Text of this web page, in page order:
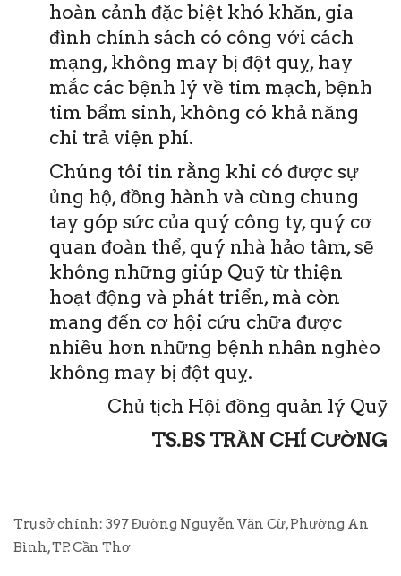
hoàn cảnh đặc biệt khó khăn, gia
đình chính sách có công với cách
mạng, không may bị đột quỵ, hay
mắc các bệnh lý về tim mạch, bệnh
tim bẩm sinh, không có khả năng
chi trả viện phí.
Chúng tôi tin rằng khi có được sự
ủng hộ, đồng hành và cùng chung
tay góp sức của quý công ty, quý cơ
quan đoàn thể, quý nhà hảo tâm, sẽ
không những giúp Quỹ từ thiện
hoạt động và phát triển, mà còn
mang đến cơ hội cứu chữa được
nhiều hơn những bệnh nhân nghèo
không may bị đột quỵ.
Chủ tịch Hội đồng quản lý Quỹ
TS.BS TRẦN CHÍ CƯỜNG
Trụ sở chính: 397 Đường Nguyễn Văn Cừ, Phường An
Bình, TP. Cần Thơ